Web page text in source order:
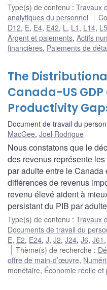
Type(s) de contenu : Travaux
analytiques du personnel
D12, E, E4, E42, L , L1 , L14, L5
Argent et paiements, Actifs
financières, Paiements de
The
Canada-US
Productivity
Document de travail du
MacGee, Joel Rodrigue
Nous constatons que le
des revenus représente
par adulte entre le Canada
différences de revenus
revenu élevé aident à
persistant du PIB par
Type(s) de contenu : Travaux
Documents de travail du
E, E2, E24, J, J2, J24, J6, J61 ,
Thème(s) de recherche :
offre de main-d’œuvre,
monétaire, Économie réelle et